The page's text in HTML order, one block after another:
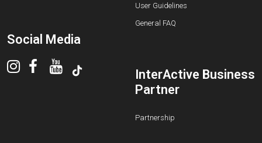
Social Media
User Guidelines
General FAQ
InterActive Business
Partner
Partnership